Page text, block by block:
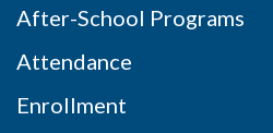
After-School Programs
Attendance
Enrollment